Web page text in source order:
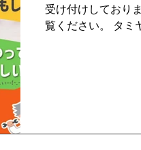
受け付けしており
覧ください。 タミ